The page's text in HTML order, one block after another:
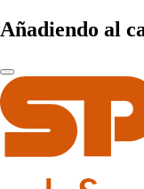
Añadiendo al